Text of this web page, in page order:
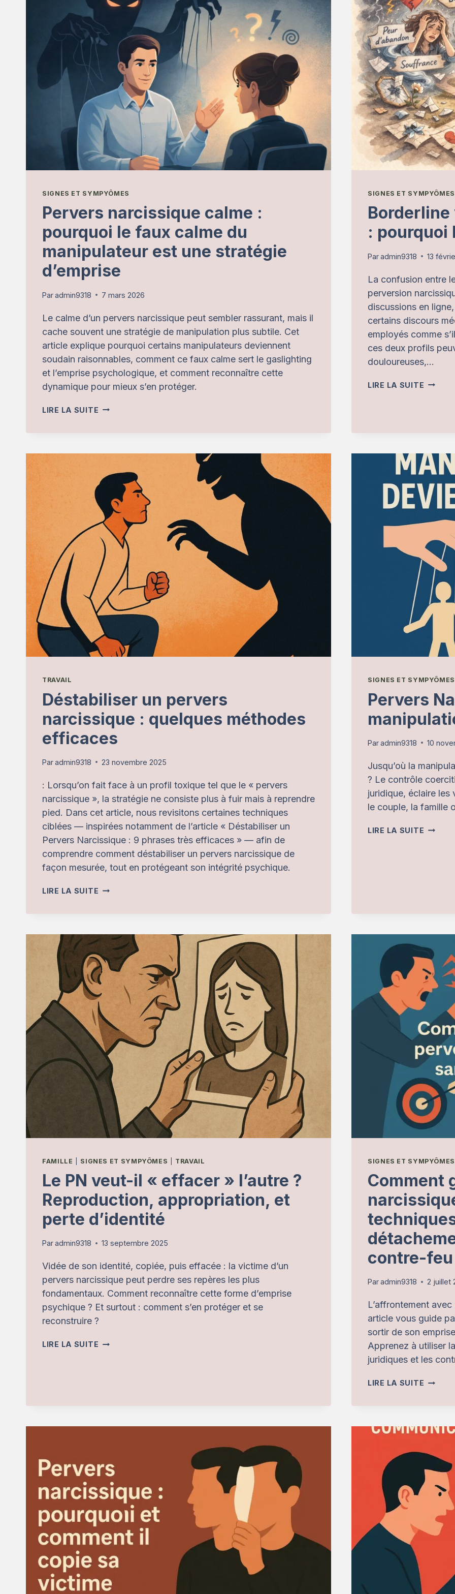
SIGNES ET SYMPYÔMES
Pervers narcissique calme :
pourquoi le faux calme du
manipulateur est une stratégie
d’emprise
Paradmin9318 7 mars 2026
Le calme d’un pervers narcissique peut sembler rassurant, mais il
cache souvent une stratégie de manipulation plus subtile. Cet
article explique pourquoi certains manipulateurs deviennent
soudain raisonnables, comment ce faux calme sert le gaslighting
et l’emprise psychologique, et comment reconnaître cette
dynamique pour mieux s’en protéger.
LIRE LA SUITE PERVERS
LE
CALME
DU
MANIPULATEUR
EST
UNE
STRATÉGIE
D’EMPRISE
SIGNES ET SYMPYÔMES
: pourquoi
Paradmin9318 13
La confusion entre
perversion
discussions en
certains discours
employés comme
ces deux profils
douloureuses,…
LIRE LA SUITE
LES
ON
?
TRAVAIL
Déstabiliser un pervers
narcissique : quelques méthodes
efficaces
Paradmin9318 23 novembre 2025
: Lorsqu’on fait face à un profil toxique tel que le « pervers
narcissique », la stratégie ne consiste plus à fuir mais à reprendre
pied. Dans cet article, nous revisitons certaines techniques
ciblées — inspirées notamment de l’article « Déstabiliser un
Pervers Narcissique : 9 phrases très efficaces » — afin de
comprendre comment déstabiliser un pervers narcissique de
façon mesurée, tout en protégeant son intégrité psychique.
LIRE LA SUITE DÉSTABILISER
QUELQUES
MÉTHODES
EFFICACES
SIGNES ET SYMPYÔMES
Pervers
Paradmin9318 10
Jusqu’où la
? Le contrôle
juridique, éclaire
le couple, la famille
LIRE LA SUITE
FAMILLE SIGNES ET SYMPYÔMES TRAVAIL
Le PN veut-il « effacer » l’autre ?
Reproduction, appropriation, et
perte d’identité
Paradmin9318 13 septembre 2025
Vidée de son identité, copiée, puis effacée : la victime d’un
pervers narcissique peut perdre ses repères les plus
fondamentaux. Comment reconnaître cette forme d’emprise
psychique ? Et surtout : comment s’en protéger et se
reconstruire ?
LIRE LA SUITE LE
»
REPRODUCTION,
APPROPRIATION,
ET
PERTE
D’IDENTITÉ
SIGNES ET SYMPYÔMES
Comment
contre-feu
Paradmin9318 2 juillet
L’affrontement
article vous guide
sortir de son
Apprenez à utiliser
juridiques et les
LIRE LA SUITE
SANS
: